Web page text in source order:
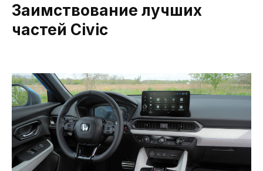
Заимствование лучших
частей Civic